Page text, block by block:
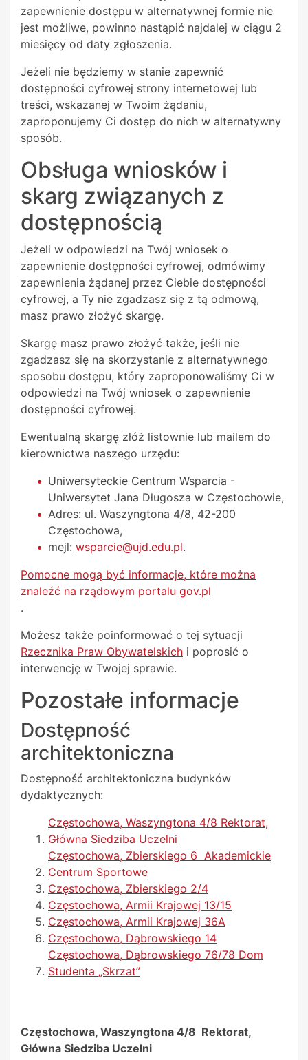
zapewnienie dostępu w alternatywnej formie nie
jest możliwe, powinno nastąpić najdalej w ciągu 2
miesięcy od daty zgłoszenia.
Jeżeli nie będziemy w stanie zapewnić
dostępności cyfrowej strony internetowej lub
treści, wskazanej w Twoim żądaniu,
zaproponujemy Ci dostęp do nich w alternatywny
sposób.
Obsługa wniosków i
skarg związanych z
dostępnością
Jeżeli w odpowiedzi na Twój wniosek o
zapewnienie dostępności cyfrowej, odmówimy
zapewnienia żądanej przez Ciebie dostępności
cyfrowej, a Ty nie zgadzasz się z tą odmową,
masz prawo złożyć skargę.
Skargę masz prawo złożyć także, jeśli nie
zgadzasz się na skorzystanie z alternatywnego
sposobu dostępu, który zaproponowaliśmy Ci w
odpowiedzi na Twój wniosek o zapewnienie
dostępności cyfrowej.
Ewentualną skargę złóż listownie lub mailem do
kierownictwa naszego urzędu:
Uniwersyteckie Centrum Wsparcia -
Uniwersytet Jana Długosza w Częstochowie,
Adres: ul. Waszyngtona 4/8, 42-200
Częstochowa,
mejl: wsparcie@ujd.edu.pl.
Pomocne mogą być informacje, które można
znaleźć na rządowym portalu gov.pl
.
Możesz także poinformować o tej sytuacji
Rzecznika Praw Obywatelskich i poprosić o
interwencję w Twojej sprawie.
Pozostałe informacje
Dostępność
architektoniczna
Dostępność architektoniczna budynków
dydaktycznych:
Częstochowa, Waszyngtona 4/8 Rektorat,
Główna Siedziba Uczelni
Częstochowa, Zbierskiego 6 Akademickie
Centrum Sportowe
Częstochowa, Zbierskiego 2/4
Częstochowa, Armii Krajowej 13/15
Częstochowa, Armii Krajowej 36A
Częstochowa, Dąbrowskiego 14
Częstochowa, Dąbrowskiego 76/78 Dom
Studenta „Skrzat”
Częstochowa, Waszyngtona 4/8 Rektorat,
Główna Siedziba Uczelni